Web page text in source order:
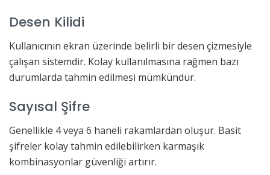
Desen Kilidi
Kullanıcının ekran üzerinde belirli bir desen çizmesiyle
çalışan sistemdir. Kolay kullanılmasına rağmen bazı
durumlarda tahmin edilmesi mümkündür.
Sayısal Şifre
Genellikle 4 veya 6 haneli rakamlardan oluşur. Basit
şifreler kolay tahmin edilebilirken karmaşık
kombinasyonlar güvenliği artırır.